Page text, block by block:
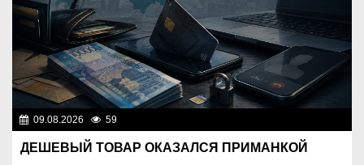
09.08.2026 59
ДЕШЕВЫЙ ТОВАР ОКАЗАЛСЯ ПРИМАНКОЙ